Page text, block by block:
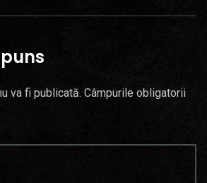
va fi publicată. Câmpurile obligatorii